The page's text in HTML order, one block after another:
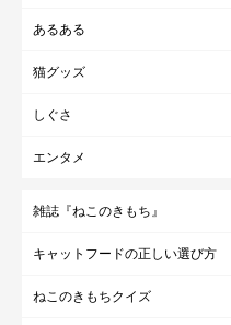
あるある
猫グッズ
しぐさ
エンタメ
雑誌『ねこのきもち』
キャットフードの正しい選び方
ねこのきもちクイズ